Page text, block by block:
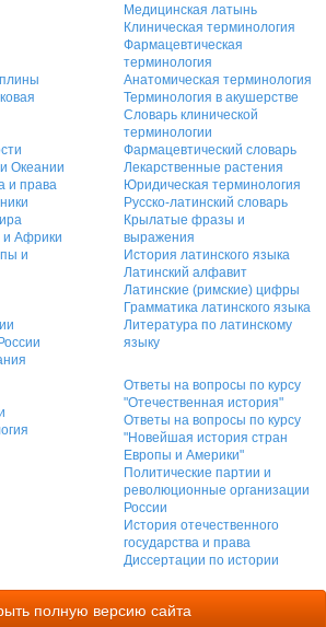
Океании
и права
и Африки
и
Медицинская латынь
Клиническая терминология
Фармацевтическая
терминология
Анатомическая терминология
Терминология в акушерстве
Словарь клинической
терминологии
Фармацевтический словарь
Лекарственные растения
Юридическая терминология
Русско-латинский словарь
Крылатые фразы и
выражения
История латинского языка
Латинский алфавит
Латинские (римские) цифры
Грамматика латинского языка
Литература по латинскому
языку
Ответы на вопросы по курсу
"Отечественная история"
Ответы на вопросы по курсу
"Новейшая история стран
Европы и Америки"
Политические партии и
революционные организации
России
История отечественного
государства и права
Диссертации по истории
полную версию сайта